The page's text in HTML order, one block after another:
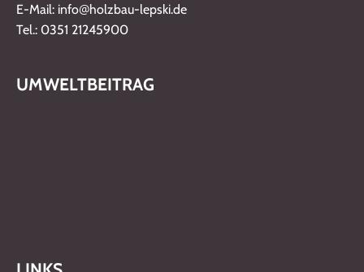
E-Mail: info@holzbau-lepski.de
Tel.: 0351 21245900
UMWELTBEITRAG